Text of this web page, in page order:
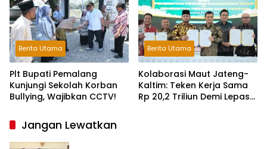
Berita Utama
Plt Bupati Pemalang
Kunjungi Sekolah Korban
Bullying, Wajibkan CCTV!
Berita Utama
Kolaborasi Maut Jateng-
Kaltim: Teken Kerja Sama
Rp 20,2 Triliun Demi Lepas
Jangan Lewatkan